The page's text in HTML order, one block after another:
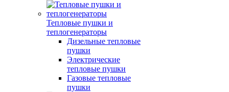
Тепловые пушки и
теплогенераторы
Дизельные тепловые
пушки
Электрические
тепловые пушки
Газовые тепловые
пушки